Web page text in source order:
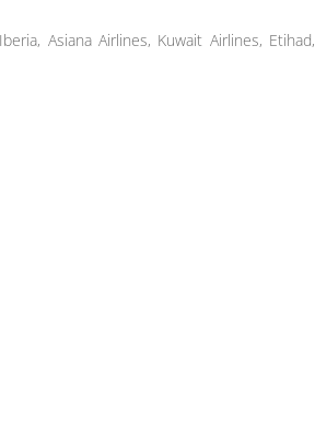
Asiana Airlines, Kuwait Airlines, Etihad,